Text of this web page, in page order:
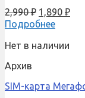
2,990₽ 1,890 ₽
Подробнее
Нет в наличии
Архив
SIM-карта